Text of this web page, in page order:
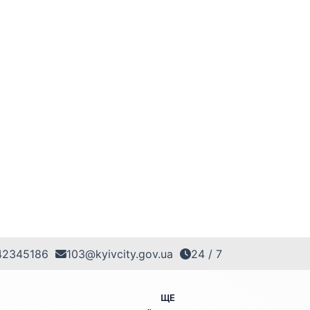
103@kyivcity.gov.ua 24 / 7
ЩЕ